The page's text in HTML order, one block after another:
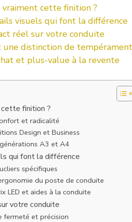
vraiment cette finition ?
visuels qui font la différence
réel sur votre conduite
une distinction de tempérament
et plus-value à la revente
cette finition ?
et radicalité
Design et Business
A3 et A4
qui font la différence
spécifiques
du poste de conduite
LED et aides à la conduite
votre conduite
fermeté et précision